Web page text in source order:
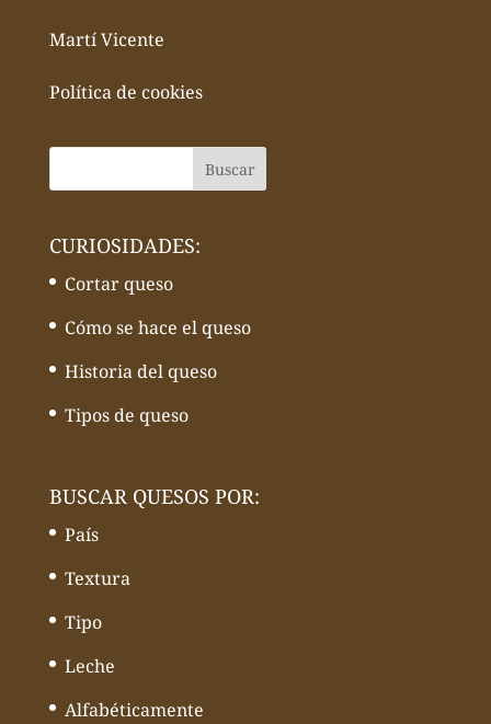
Martí Vicente
Política de cookies
CURIOSIDADES:
Cortar queso
Cómo se hace el queso
Historia del queso
Tipos de queso
BUSCAR QUESOS POR:
País
Textura
Tipo
Leche
Alfabéticamente